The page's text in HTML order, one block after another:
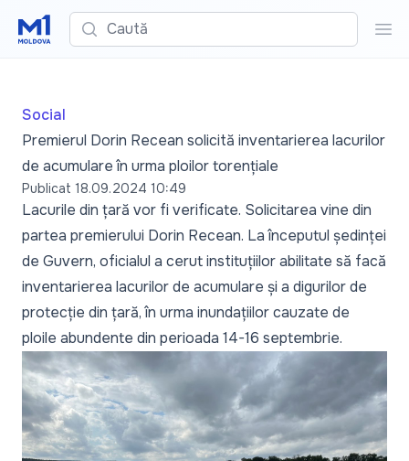
Caută
Social
Premierul Dorin Recean solicită inventarierea lacurilor
de acumulare în urma ploilor torențiale
Publicat 18.09.2024 10:49
Lacurile din țară vor fi verificate. Solicitarea vine din
partea premierului Dorin Recean. La începutul ședinței
de Guvern, oficialul a cerut instituțiilor abilitate să facă
inventarierea lacurilor de acumulare și a digurilor de
protecție din țară, în urma inundațiilor cauzate de
ploile abundente din perioada 14-16 septembrie.